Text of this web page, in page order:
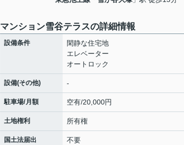
マンション雪谷テラスの詳細情報
設備条件
閑静な住宅地
エレベーター
オートロック
設備(その他) -
駐車場/月額 空有/20,000円
土地権利 所有権
国土法届出 不要